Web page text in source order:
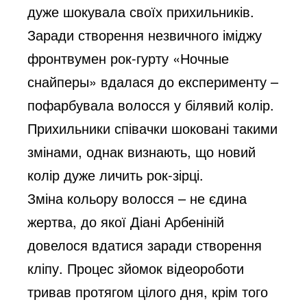
дуже шокувала своїх прихильників.
Заради створення незвичного іміджу
фронтвумен рок-гурту «Ночные
снайперы» вдалася до експерименту –
пофарбувала волосся у білявий колір.
Прихильники співачки шоковані такими
змінами, однак визнають, що новий
колір дуже личить рок-зірці.
Зміна кольору волосся – не єдина
жертва, до якої Діані Арбеніній
довелося вдатися заради створення
кліпу. Процес зйомок відеороботи
тривав протягом цілого дня, крім того